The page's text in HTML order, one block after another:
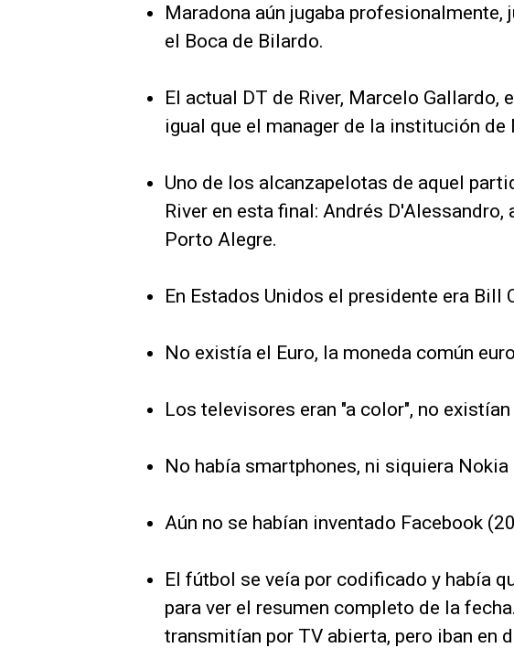
Maradona aún jugaba profesionalmente,
el Boca de Bilardo.
El actual DT de River, Marcelo Gallardo,
igual que el manager de la institución de
Uno de los alcanzapelotas de aquel
River en esta final: Andrés
Porto Alegre.
En Estados Unidos el presidente era Bill
No existía el Euro, la moneda común
Los televisores eran "a color", no
No había smartphones, ni siquiera Nokia
Aún no se habían inventado Facebook
El fútbol se veía por codificado y había
para ver el resumen completo de la
transmitían por TV abierta, pero iban en